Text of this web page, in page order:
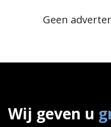
Geen
Wij geven u